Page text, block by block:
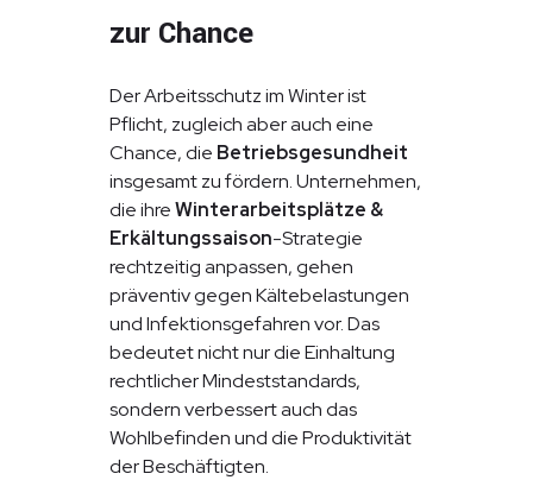
zur Chance
Der Arbeitsschutz im Winter ist
Pflicht, zugleich aber auch eine
Chance, die Betriebsgesundheit
insgesamt zu fördern. Unternehmen,
die ihreWinterarbeitsplätze &
Erkältungssaison-Strategie
rechtzeitig anpassen, gehen
präventiv gegen Kältebelastungen
und Infektionsgefahren vor. Das
bedeutet nicht nur die Einhaltung
rechtlicher Mindeststandards,
sondern verbessert auch das
Wohlbefinden und die Produktivität
der Beschäftigten.